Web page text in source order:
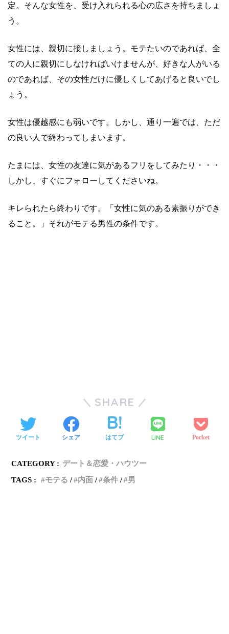
定。そんな女性を、受け入れられる心の広さを持ちましょ
う。
女性には、親切に接しましょう。モテたいのであれば、全
ての人に親切にしなければいけませんが、好きな人がいる
のであれば、その女性だけに優しくしてあげると良いでし
ょう。
女性は優越感にも弱いです。しかし、通り一遍では、ただ
の良い人で終わってしまいます。
たまには、女性の友達に気があるフリをしてみたり・・・
しかし、すぐにフォローしてくださいね。
キレられたら終わりです。「女性に気のある素振りができ
ること。」それがモテる男性の条件です。
SHARE
ツイート シェア はてブ LINE Pocket
CATEGORY : デート＆恋愛・ハウツー
TAGS :
モテる 内面 条件 男